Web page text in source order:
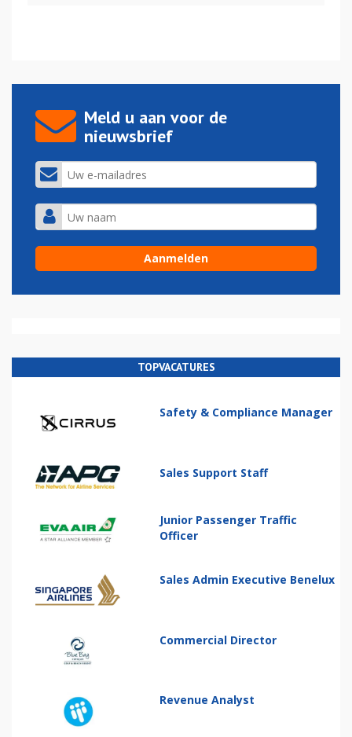
Meld u aan voor de
nieuwsbrief
TOPVACATURES
Safety & Compliance Manager
Sales Support Staff
Junior Passenger Traffic
Officer
Sales Admin Executive Benelux
Commercial Director
Revenue Analyst